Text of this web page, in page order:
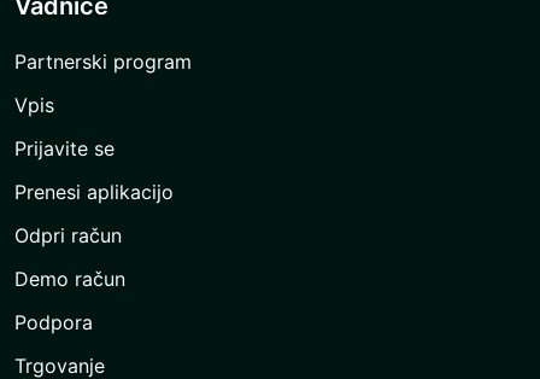
Vadnice
Partnerski program
Vpis
Prijavite se
Prenesi aplikacijo
Odpri račun
Demo račun
Podpora
Trgovanje